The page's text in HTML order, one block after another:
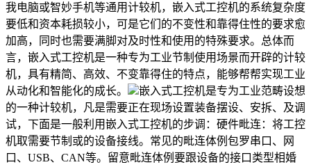
我电脑或智妙手机等通用计较机，嵌入式工控机的系统复杂度
要低和资本耗损较小，可是它们的不变性和靠得住性的要求愈
加高，同时也需要满脚对及时性和使用的特殊要求。总体而
言，嵌入式工控机是一种专为工业节制使用场景而开辟的计较
机，具有精简、高效、不变靠得住的特点，能够帮帮实现工业
从动化和智能化的成长。
嵌入式工控机是专为工业范畴设想
的一种计较机，凡是需要正在现场设置装备摆设、安拆、及调
试，下面是一般利用嵌入式工控机的步调：硬件毗连：将工控
机取需要节制或的设备接线。常见的毗连体例包罗串口、网
口、USB、CAN等。留意毗连体例要跟设备的接口类型相婚